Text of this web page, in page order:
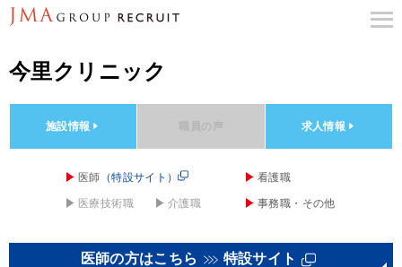
今里クリニック
施設情報 求人情報
医師 （特設サイト） 看護職
医療技術職 介護職 事務職・その他
医師の方はこちら 特設サイト